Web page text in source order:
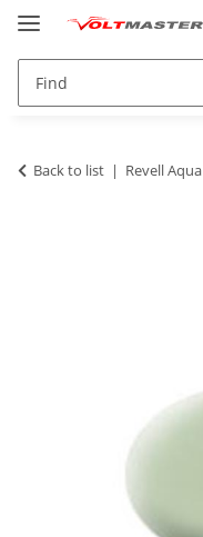
Back to list Revell Aqua